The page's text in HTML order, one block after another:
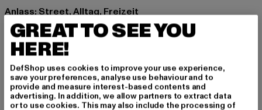
Anlass: Street, Alltag, Freizeit
Ausschnitt: Rundhals
Ärmelart: Kurzarm
Marke: Urban Classics
Kat.: T-Shirts
Farbe: schwarz
Hersteller Farbe: black
GREAT TO SEE YOU
HERE!
DefShop uses cookies to improve your use experience,
save your preferences, analyse use behaviour and to
provide and measure interest-based contents and
advertising. In addition, we allow partners to extract data
or to use cookies. This may also include the processing of